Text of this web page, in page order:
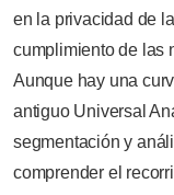
en la privacidad de
cumplimiento de las
Aunque hay una
antiguo Universal
segmentación y
comprender el